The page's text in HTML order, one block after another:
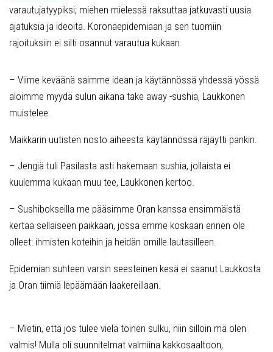
varautujatyypiksi; miehen mielessä raksuttaa jatkuvasti uusia
ajatuksia ja ideoita. Koronaepidemiaan ja sen tuomiin
rajoituksiin ei silti osannut varautua kukaan.
– Viime keväänä saimme idean ja käytännössä yhdessä yössä
aloimme myydä sulun aikana take away -sushia, Laukkonen
muistelee.
Maikkarin uutisten nosto aiheesta käytännössä räjäytti pankin.
– Jengiä tuli Pasilasta asti hakemaan sushia, jollaista ei
kuulemma kukaan muu tee, Laukkonen kertoo.
– Sushibokseilla me pääsimme Oran kanssa ensimmäistä
kertaa sellaiseen paikkaan, jossa emme koskaan ennen ole
olleet: ihmisten koteihin ja heidän omille lautasilleen.
Epidemian suhteen varsin seesteinen kesä ei saanut Laukkosta
ja Oran tiimiä lepäämään laakereillaan.
– Mietin, että jos tulee vielä toinen sulku, niin silloin mä olen
valmis! Mulla oli suunnitelmat valmiina kakkosaaltoon,